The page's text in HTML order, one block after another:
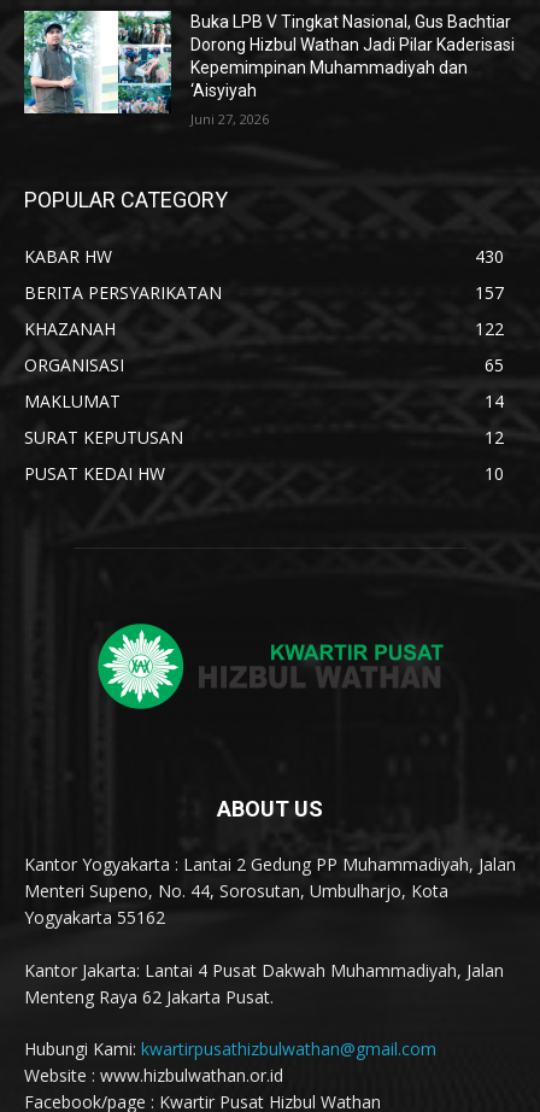
Buka LPB V Tingkat Nasional, Gus Bachtiar
Dorong Hizbul Wathan Jadi Pilar Kaderisasi
Kepemimpinan Muhammadiyah dan
‘Aisyiyah
Juni 27, 2026
POPULAR CATEGORY
KABAR HW
430
BERITA PERSYARIKATAN
157
KHAZANAH
122
ORGANISASI
65
MAKLUMAT
14
SURAT KEPUTUSAN
12
PUSAT KEDAI HW
10
ABOUT US
Kantor Yogyakarta : Lantai 2 Gedung PP Muhammadiyah, Jalan
Menteri Supeno, No. 44, Sorosutan, Umbulharjo, Kota
Yogyakarta 55162
Kantor Jakarta: Lantai 4 Pusat Dakwah Muhammadiyah, Jalan
Menteng Raya 62 Jakarta Pusat.
Hubungi Kami: kwartirpusathizbulwathan@gmail.com
Website : www.hizbulwathan.or.id
Facebook/page : Kwartir Pusat Hizbul Wathan